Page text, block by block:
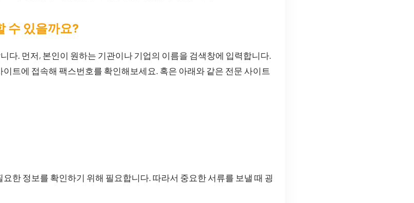
수 있을까요?
다. 먼저, 본인이 원하는 기관이나 기업의 이름을 검색창에 입력합니다.
트에 접속해 팩스번호를 확인해보세요. 혹은 아래와 같은 전문 사이트
한 정보를 확인하기 위해 필요합니다. 따라서 중요한 서류를 보낼 때 굉